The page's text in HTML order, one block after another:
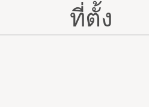
ที่ตั้ง